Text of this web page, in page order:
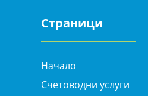
Страници
Начало
Счетоводни услуги